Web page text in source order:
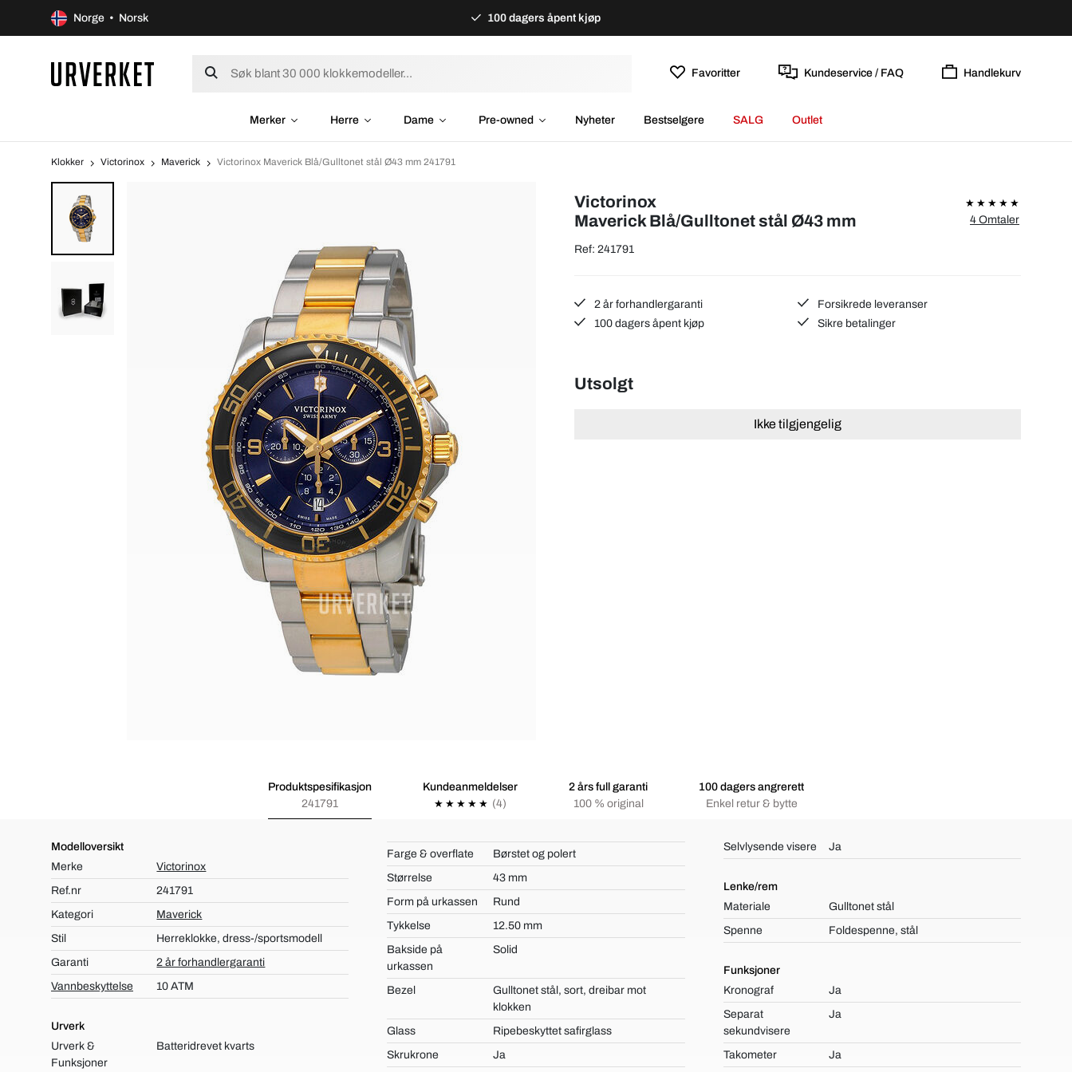
Norge • Norsk 100 dagers åpent kjøp
Favoritter Kundeservice / FAQ Handlekurv
Merker Herre Dame Pre-owned Nyheter Bestselgere SALG Outlet
Klokker Victorinox Maverick Victorinox Maverick Blå/Gulltonet stål Ø43 mm 241791
Victorinox
Maverick Blå/Gulltonet stål Ø43 mm
Ref: 241791
4 Omtaler
2 år forhandlergaranti
Forsikrede leveranser
100 dagers åpent kjøp
Sikre betalinger
Utsolgt
Ikke tilgjengelig
Produktspesifikasjon
241791
Kundeanmeldelser
(4)
2 års full garanti
100 % original
100 dagers angrerett
Enkel retur & bytte
Modelloversikt
Merke
Victorinox
Ref.nr
241791
Kategori
Maverick
Stil
Herreklokke, dress-/sportsmodell
Garanti
2 år forhandlergaranti
Vannbeskyttelse
10 ATM
Urverk
Urverk &
Funksjoner
Batteridrevet kvarts
Farge & overflate
Børstet og polert
Størrelse
43 mm
Form på urkassen
Rund
Tykkelse
12.50 mm
Bakside på
urkassen
Solid
Bezel
Gulltonet stål, sort, dreibar mot
klokken
Glass
Ripebeskyttet safirglass
Skrukrone
Ja
Selvlysende visere Ja
Lenke/rem
Materiale
Gulltonet stål
Spenne
Foldespenne, stål
Funksjoner
Kronograf
Ja
Separat
sekundvisere
Ja
Takometer Ja